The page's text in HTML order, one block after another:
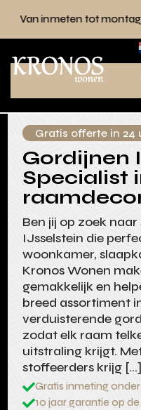
tot montage geregeld
Gratis offerte in 24
Gordijnen
Specialist
Ben jij op zoek
IJsselstein die
woonkamer,
Kronos Wonen
gemakkelijk en
breed assortiment
verduisterende
zodat elk raam
uitstraling krijgt.
stoffeerders krijg […]
Gratis inmeting
10 jaar garantie op